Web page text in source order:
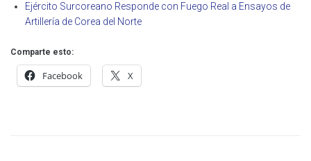
Ejército Surcoreano Responde con Fuego Real a Ensayos de
Artillería de Corea del Norte
Comparte esto:
Facebook X